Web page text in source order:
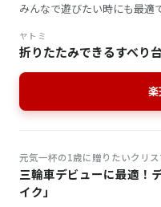
みんなで遊びたい時にも最適で
ヤトミ
折りたたみできるすべり
楽
元気一杯の1歳に贈りたいクリ
三輪車デビューに最適！
イク」